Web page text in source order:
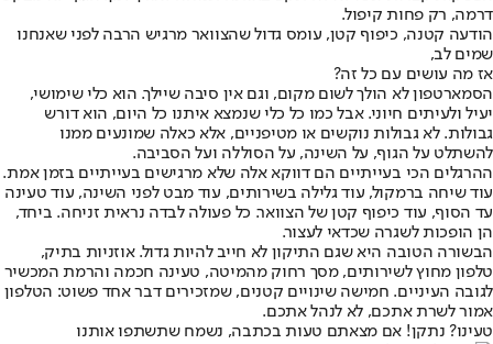
דרמה, רק פחות קיפול.
הודעה קטנה, כיפוף קטן, עומס גדול שהצוואר מרגיש הרבה לפני שאנחנו
שמים לב,
אז מה עושים עם כל זה?
הסמארטפון לא הולך לשום מקום, וגם אין סיבה שיילך. הוא כלי שימושי,
יעיל ולעיתים חיוני. אבל כמו כל כלי שנמצא איתנו כל היום, הוא דורש
גבולות. לא גבולות נוקשים או מטיפניים, אלא כאלה שמונעים ממנו
להשתלט על הגוף, על השינה, על הסוללה ועל הסביבה.
ההרגלים הכי בעייתיים הם דווקא אלה שלא מרגישים בעייתיים בזמן אמת.
עוד שיחה ברמקול, עוד גלילה בשירותים, עוד מבט לפני השינה, עוד טעינה
עד הסוף, עוד כיפוף קטן של הצוואר. כל פעולה לבדה נראית זניחה. ביחד,
הן הופכות לשגרה שכדאי לעצור.
הבשורה הטובה היא שגם התיקון לא חייב להיות גדול. אוזניות בתיק,
טלפון מחוץ לשירותים, מסך רחוק מהמיטה, טעינה חכמה והרמת המכשיר
לגובה העיניים. חמישה שינויים קטנים, שמזכירים דבר אחד פשוט: הטלפון
אמור לשרת אתכם, לא לנהל אתכם.
טעינו? נתקן! אם מצאתם טעות בכתבה, נשמח שתשתפו אותנו